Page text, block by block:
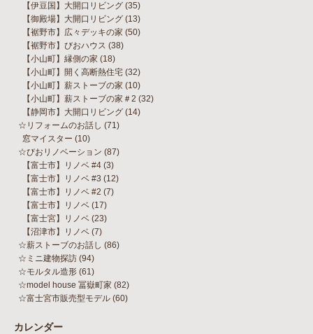
【伊豆国】大開口リビング (35)
【御殿場】大開口リビング (13)
【裾野市】広々デッキの家 (50)
【裾野市】びおハウス (38)
【小山町】縁側の家 (18)
【小山町】開く高断熱住宅 (32)
【小山町】薪ストーブの家 (10)
【小山町】薪ストーブの家＃2 (32)
【静岡市】大開口リビング (14)
☆リフォームのお話し (71)
窓マイスター (10)
☆びおリノベーション (87)
【富士市】リノベ #4 (3)
【富士市】リノベ #3 (12)
【富士市】リノベ #2 (7)
【富士市】リノベ (17)
【富士宮】リノベ (23)
【沼津市】リノベ (7)
☆薪ストーブのお話し (86)
☆ミニ建物探訪 (94)
☆モルタル造形 (61)
☆model house 冨嶽町家 (82)
☆富士宮市販売型モデル (60)
カレンダー